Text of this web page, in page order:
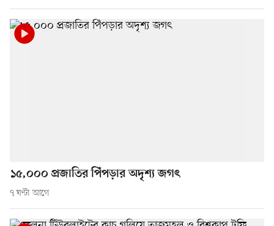
১৫,০০০ প্রজাতির পিঁপড়ার অদৃশ্য জগৎ
৭ ঘণ্টা আগে